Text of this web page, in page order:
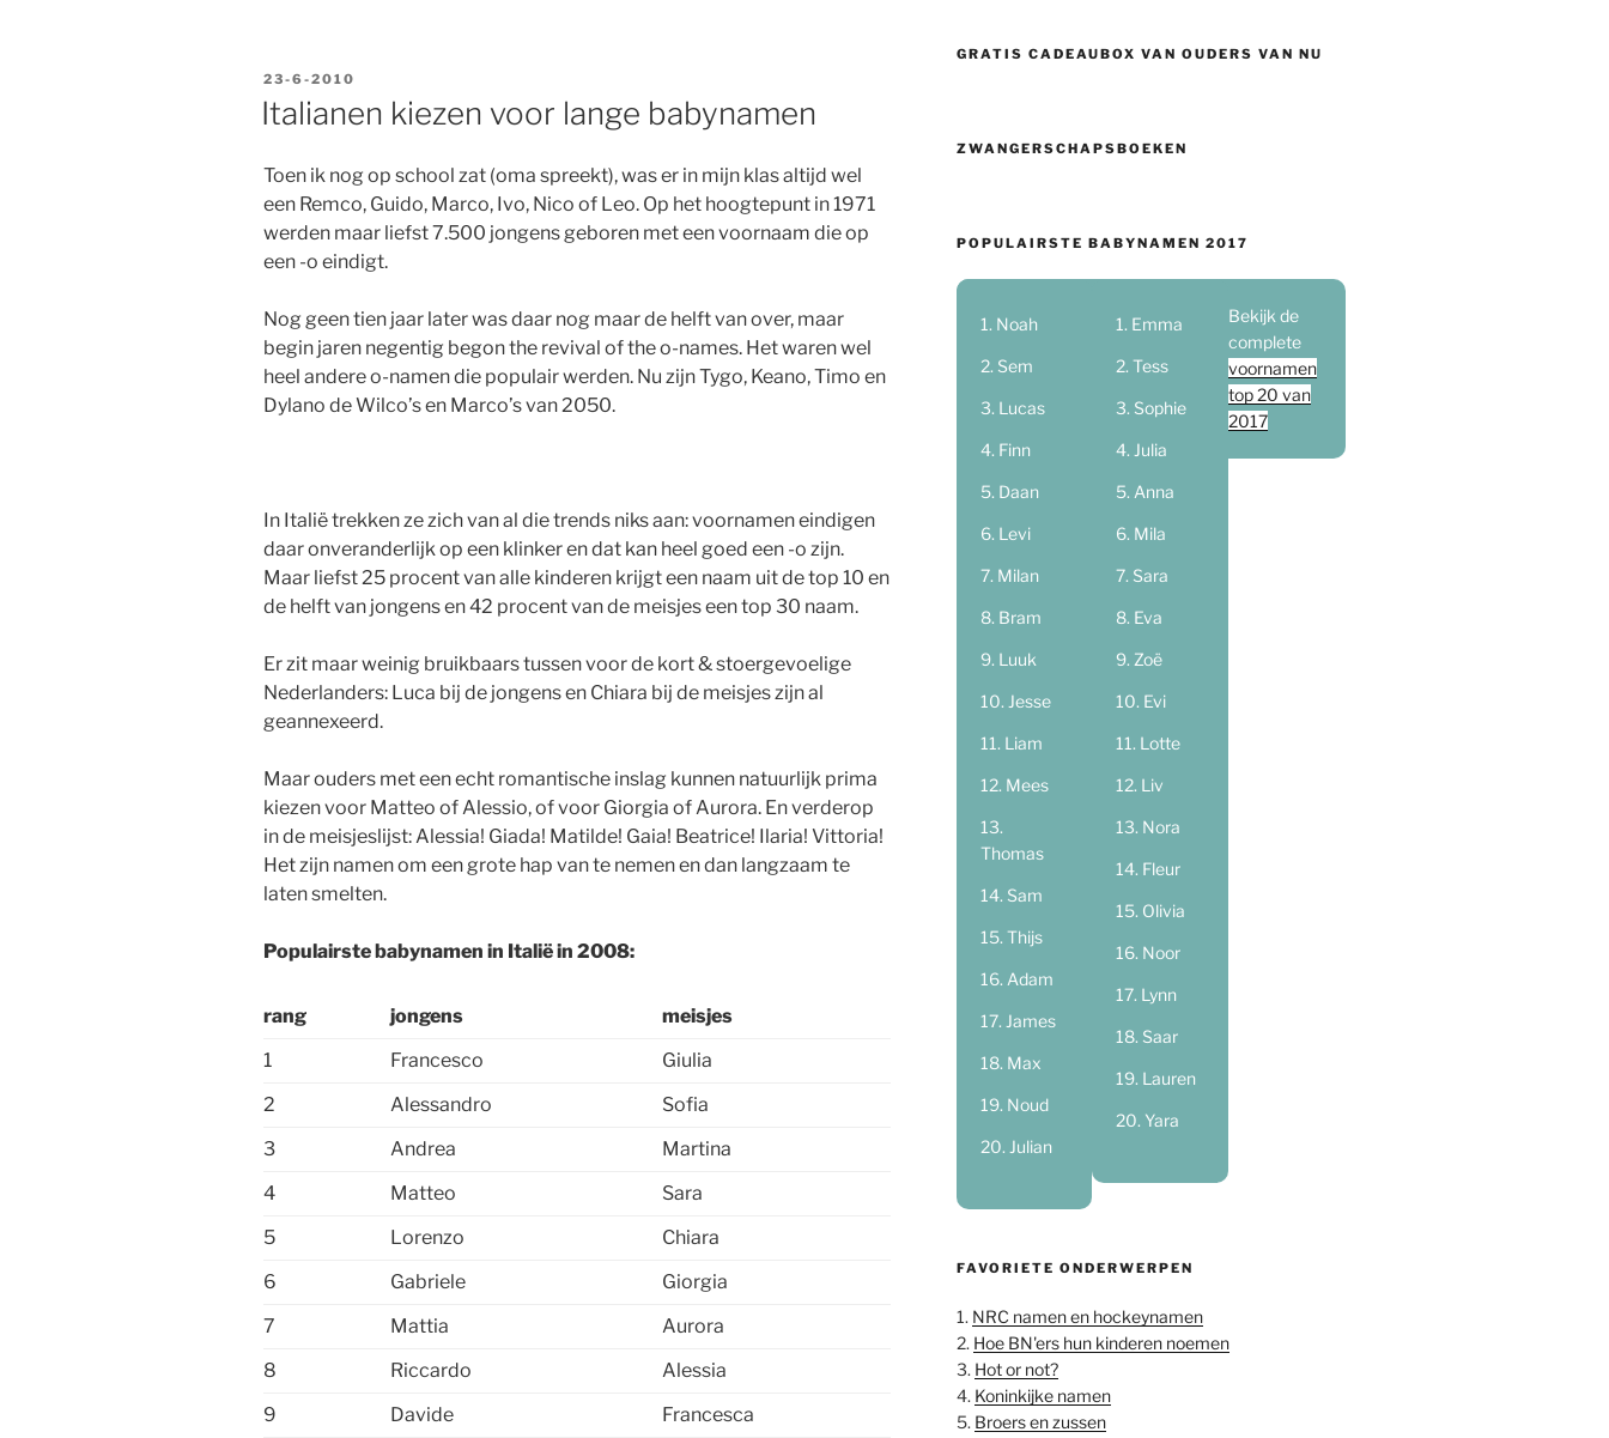
GEPLAATST
23-6-2010
Italianen kiezen voor lange babynamen
Toen ik nog op school zat (oma spreekt), was er in mijn klas altijd wel
een Remco, Guido, Marco, Ivo, Nico of Leo. Op het hoogtepunt in 1971
werden maar liefst 7.500 jongens geboren met een voornaam die op
een -o eindigt.
Nog geen tien jaar later was daar nog maar de helft van over, maar
begin jaren negentig begon the revival of the o-names. Het waren wel
heel andere o-namen die populair werden. Nu zijn Tygo, Keano, Timo en
Dylano de Wilco’s en Marco’s van 2050.
In Italië trekken ze zich van al die trends niks aan: voornamen eindigen
daar onveranderlijk op een klinker en dat kan heel goed een -o zijn.
Maar liefst 25 procent van alle kinderen krijgt een naam uit de top 10 en
de helft van jongens en 42 procent van de meisjes een top 30 naam.
Er zit maar weinig bruikbaars tussen voor de kort & stoergevoelige
Nederlanders: Luca bij de jongens en Chiara bij de meisjes zijn al
geannexeerd.
Maar ouders met een echt romantische inslag kunnen natuurlijk prima
kiezen voor Matteo of Alessio, of voor Giorgia of Aurora. En verderop
in de meisjeslijst: Alessia! Giada! Matilde! Gaia! Beatrice! Ilaria! Vittoria!
Het zijn namen om een grote hap van te nemen en dan langzaam te
laten smelten.
Populairste babynamen in Italië in 2008:
rang jongens
meisjes
1
Francesco
Giulia
2
Alessandro
Sofia
3
Andrea
Martina
4
Matteo
Sara
5
Lorenzo
Chiara
6
Gabriele
Giorgia
7
Mattia
Aurora
8
Riccardo
Alessia
9
Davide
Francesca
GRATIS CADEAUBOX VAN OUDERS VAN NU
ZWANGERSCHAPSBOEKEN
POPULAIRSTE BABYNAMEN 2017
Noah
Sem
Lucas
Finn
Daan
Levi
Milan
Bram
Luuk
Jesse
Liam
Mees
Thomas
Sam
Thijs
Adam
James
Max
Noud
Julian
Emma
Tess
Sophie
Julia
Anna
Mila
Sara
Eva
Zoë
Evi
Lotte
Liv
Nora
Fleur
Olivia
Noor
Lynn
Saar
Lauren
Yara
Bekijk de
complete
voornamen
top 20 van
2017
FAVORIETE ONDERWERPEN
1. NRC namen en hockeynamen
2. Hoe BN'ers hun kinderen noemen
3. Hot or not?
4. Koninkijke namen
5. Broers en zussen